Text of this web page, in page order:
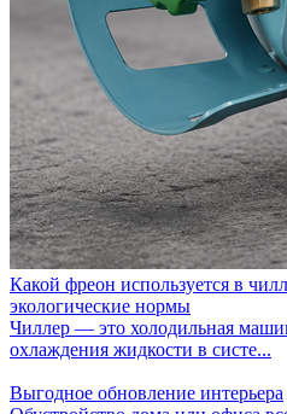
Какой фреон используется в
экологические нормы
Чиллер — это холодильная
охлаждения жидкости в систе...
Выгодное обновление интерьера